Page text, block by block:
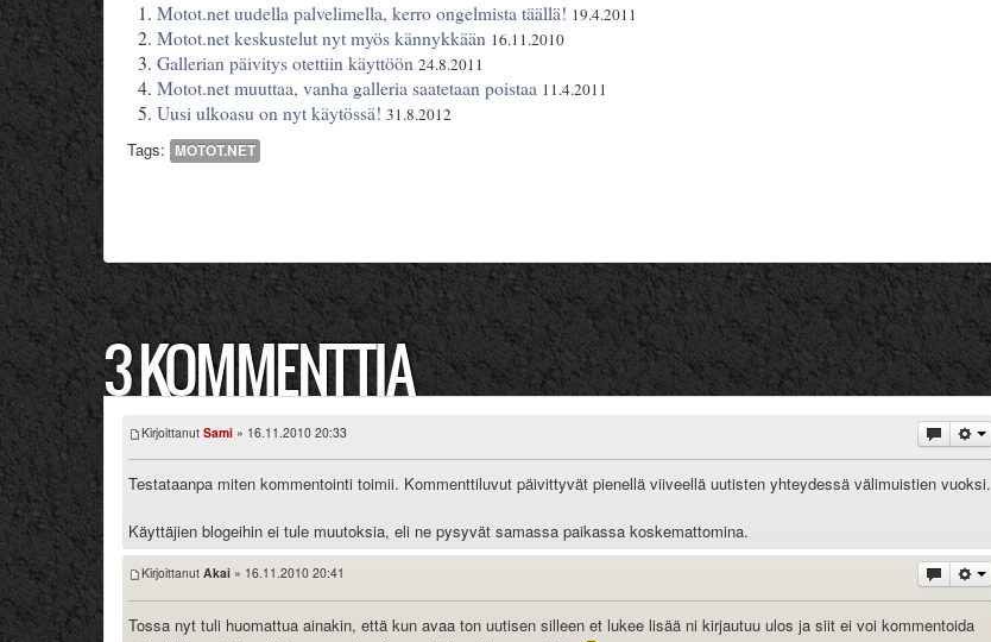
Motot.net uudella palvelimella, kerro ongelmista täällä! 19.4.2011
Motot.net keskustelut nyt myös kännykkään 16.11.2010
Gallerian päivitys otettiin käyttöön 24.8.2011
Motot.net muuttaa, vanha galleria saatetaan poistaa 11.4.2011
Uusi ulkoasu on nyt käytössä! 31.8.2012
Tags: MOTOT.NET
3 KOMMENTTIA
Kirjoittanut Sami » 16.11.2010 20:33
Testataanpa miten kommentointi toimii. Kommenttiluvut päivittyvät pienellä viiveellä uutisten yhteydessä välimuistien vuoksi.
Käyttäjien blogeihin ei tule muutoksia, eli ne pysyvät samassa paikassa koskemattomina.
Kirjoittanut Akai » 16.11.2010 20:41
Tossa nyt tuli huomattua ainakin, että kun avaa ton uutisen silleen et lukee lisää ni kirjautuu ulos ja siit ei voi kommentoida